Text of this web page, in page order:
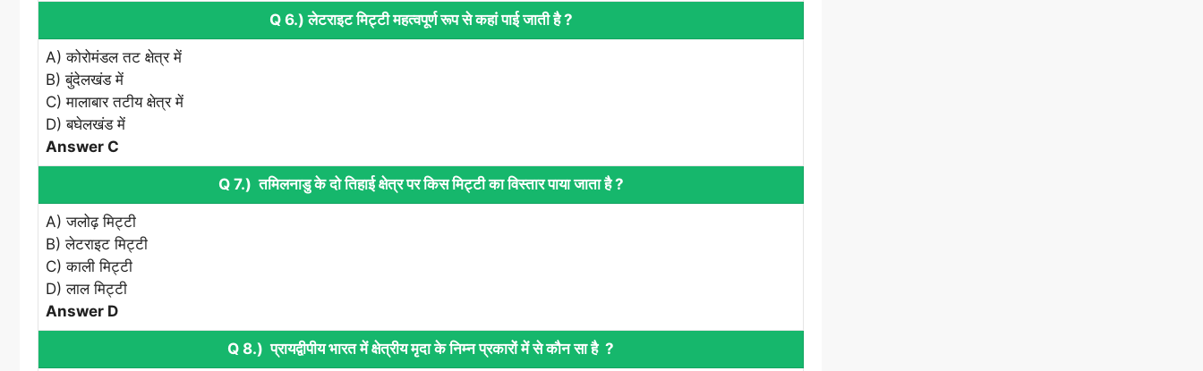
Q 6.) लेटराइट मिट्टी महत्वपूर्ण रूप से कहां पाई जाती है ?
A) कोरोमंडल तट क्षेत्र में
B) बुंदेलखंड में
C) मालाबार तटीय क्षेत्र में
D) बघेलखंड में
Answer C
Q 7.) तमिलनाडु के दो तिहाई क्षेत्र पर किस मिट्टी का विस्तार पाया जाता है ?
A) जलोढ़ मिट्टी
B) लेटराइट मिट्टी
C) काली मिट्टी
D) लाल मिट्टी
Answer D
Q 8.) प्रायद्वीपीय भारत में क्षेत्रीय मृदा के निम्न प्रकारों में से कौन सा है ?